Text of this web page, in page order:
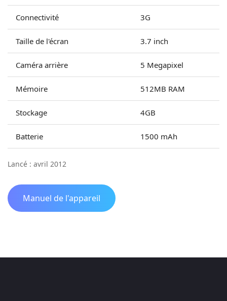
Connectivité 3G
Taille de l'écran 3.7 inch
Caméra arrière 5 Megapixel
Mémoire 512MB RAM
Stockage 4GB
Batterie 1500 mAh
Lancé : avril 2012
Manuel de l'appareil